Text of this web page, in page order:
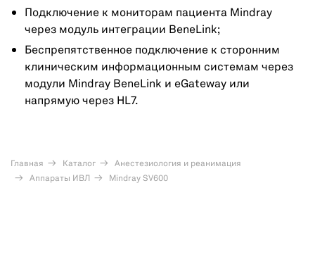
Подключение к мониторам пациента Mindray
через модуль интеграции BeneLink;
Беспрепятственное подключение к сторонним
клиническим информационным системам через
модули Mindray BeneLink и eGateway или
напрямую через HL7.
Главная Каталог
Анестезиология и реанимация
Аппараты ИВЛ
Mindray SV600